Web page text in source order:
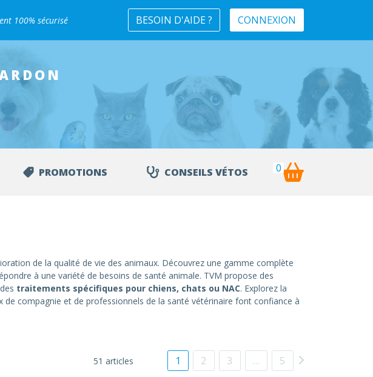
100% sécurisé
100% sécurisé
en clinique vétérinaire
gratuit en clinique
croquettes vétérinaire
BESOIN D'AIDE ? CONNEXION
PROMOTIONS CONSEILS VÉTOS 0
de la qualité de vie des animaux. Découvrez une gamme complète
à une variété de besoins de santé animale. TVM propose des
traitements spécifiques pour chiens, chats ou NAC. Explorez la
compagnie et de professionnels de la santé vétérinaire font confiance à
51 articles 1 2 3 … 5